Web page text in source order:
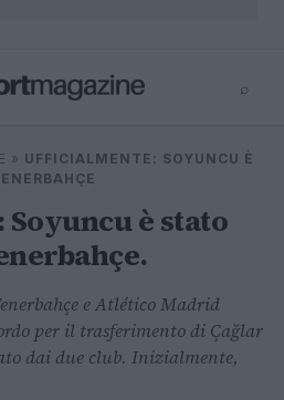
⌕
⌕ ×
» UFFICIALMENTE: SOYUNCU È
è stato
e Atlético Madrid
per il trasferimento di Çağlar
dai due club. Inizialmente,